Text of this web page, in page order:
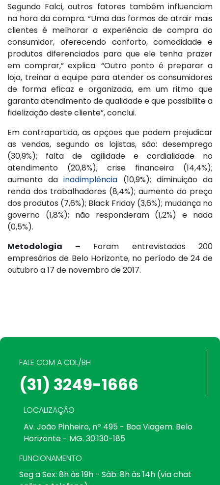
Segundo Falci, outros fatores também influenciam
na hora da compra. “Uma das formas de atrair mais
clientes é melhorar a experiência de compra do
consumidor, oferecendo conforto, comodidade e
produtos diferenciados para que ele tenha prazer
em comprar,” explica. “Outro ponto é preparar a
loja, treinar a equipe para atender os consumidores
de forma eficaz e organizada, em um ritmo que
garanta atendimento de qualidade e que possibilite a
fidelização deste cliente”, conclui.
Em contrapartida, as opções que podem prejudicar
as vendas, segundo os lojistas, são: desemprego
(30,9%); falta de agilidade e cordialidade no
atendimento (20,8%); crise financeira (14,4%);
aumento dainadimplência (10,9%); diminuição da
renda dos trabalhadores (8,4%); aumento do preço
dos produtos (7,6%); Black Friday (3,6%); mudança no
governo (1,8%); não responderam (1,2%) e nada
(0,5%).
Metodologia – Foram entrevistados 200
empresários de Belo Horizonte, no período de 24 de
outubro a 17 de novembro de 2017.
FALE COM A CDL/BH
(31) 3249-1666
LOCALIZAÇÃO
Av. João Pinheiro, nº 495 - Boa Viagem. Belo
Horizonte - MG. 30.130-185
FUNCIONAMENTO
Seg a Sex: 8h às 19h - Sáb: 8h às 14h (via chat